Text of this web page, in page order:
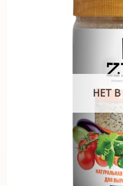
НЕТ